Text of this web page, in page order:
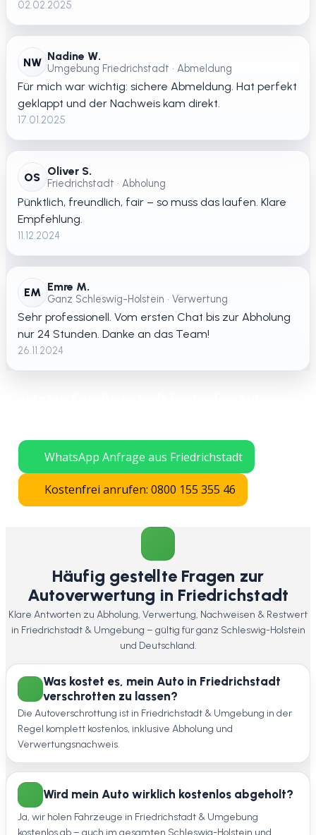
02.02.2025
NW Nadine W.
Umgebung Friedrichstadt • Abmeldung
Für mich war wichtig: sichere Abmeldung. Hat perfekt
geklappt und der Nachweis kam direkt.
17.01.2025
OS Oliver S.
Friedrichstadt • Abholung
Pünktlich, freundlich, fair – so muss das laufen. Klare
Empfehlung.
11.12.2024
EM Emre M.
Ganz Schleswig-Holstein • Verwertung
Sehr professionell. Vom ersten Chat bis zur Abholung
nur 24 Stunden. Danke an das Team!
26.11.2024
WhatsApp Anfrage aus Friedrichstadt
Kostenfrei anrufen: 0800 155 355 46
Häufig gestellte Fragen zur
Autoverwertung in Friedrichstadt
Klare Antworten zu Abholung, Verwertung, Nachweisen & Restwert
in Friedrichstadt & Umgebung – gültig für ganz Schleswig-Holstein
und Deutschland.
Was kostet es, mein Auto in Friedrichstadt
verschrotten zu lassen?
Die Autoverschrottung ist in Friedrichstadt & Umgebung in der
Regel komplett kostenlos, inklusive Abholung und
Verwertungsnachweis.
Wird mein Auto wirklich kostenlos abgeholt?
Ja, wir holen Fahrzeuge in Friedrichstadt & Umgebung